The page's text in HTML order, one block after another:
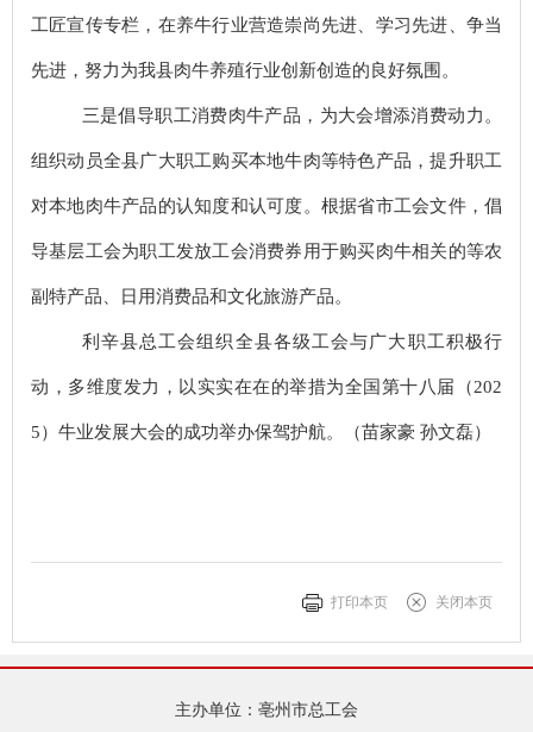
工匠宣传专栏，在养牛行业营造崇尚先进、学习先进、争当
先进，努力为我县肉牛养殖行业创新创造的良好氛围。
三是倡导职工消费肉牛产品，为大会增添消费动力。
组织动员全县广大职工购买本地牛肉等特色产品，提升职工
对本地肉牛产品的认知度和认可度。根据省市工会文件，倡
导基层工会为职工发放工会消费券用于购买肉牛相关的等农
副特产品、日用消费品和文化旅游产品。
利辛县总工会组织全县各级工会与广大职工积极行
动，多维度发力，以实实在在的举措为全国第十八届（202
5）牛业发展大会的成功举办保驾护航。（苗家豪 孙文磊）
打印本页 关闭本页
主办单位：亳州市总工会